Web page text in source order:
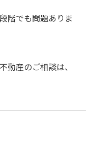
階でも問題ありま
動産のご相談は、